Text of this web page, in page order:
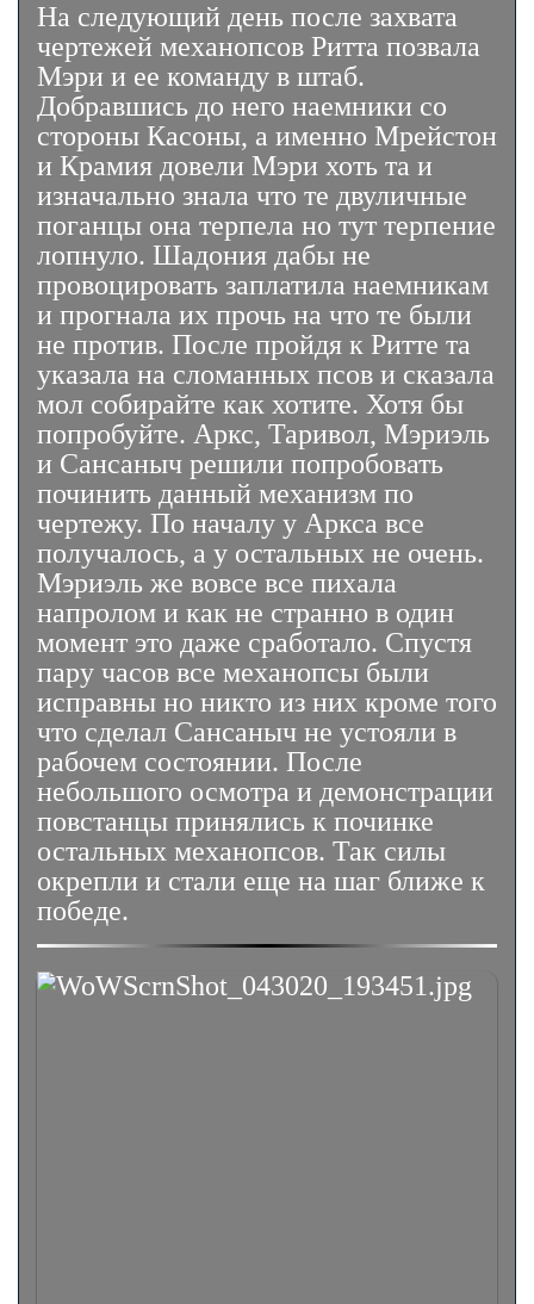
На следующий день после захвата
чертежей механопсов Ритта позвала
Мэри и ее команду в штаб.
Добравшись до него наемники со
стороны Касоны, а именно Мрейстон
и Крамия довели Мэри хоть та и
изначально знала что те двуличные
поганцы она терпела но тут терпение
лопнуло. Шадония дабы не
провоцировать заплатила наемникам
и прогнала их прочь на что те были
не против. После пройдя к Ритте та
указала на сломанных псов и сказала
мол собирайте как хотите. Хотя бы
попробуйте. Аркс, Таривол, Мэриэль
и Сансаныч решили попробовать
починить данный механизм по
чертежу. По началу у Аркса все
получалось, а у остальных не очень.
Мэриэль же вовсе все пихала
напролом и как не странно в один
момент это даже сработало. Спустя
пару часов все механопсы были
исправны но никто из них кроме того
что сделал Сансаныч не устояли в
рабочем состоянии. После
небольшого осмотра и демонстрации
повстанцы принялись к починке
остальных механопсов. Так силы
окрепли и стали еще на шаг ближе к
победе.